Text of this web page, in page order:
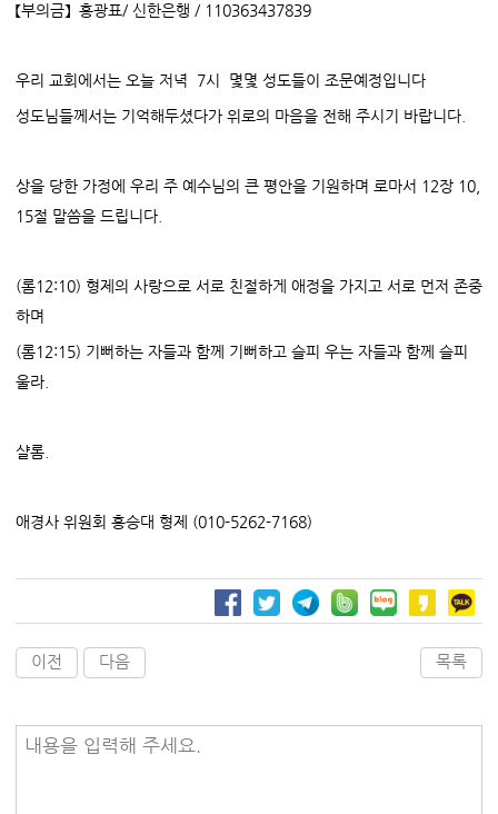
【부의금】 홍광표/ 신한은행 / 110363437839
우리 교회에서는 오늘 저녁 7시 몇몇 성도들이 조문예정입니다
성도님들께서는 기억해두셨다가 위로의 마음을 전해 주시기 바랍니다.
상을 당한 가정에 우리 주 예수님의 큰 평안을 기원하며 로마서 12장 10,
15절 말씀을 드립니다.
(롬12:10) 형제의 사랑으로 서로 친절하게 애정을 가지고 서로 먼저 존중
하며
(롬12:15) 기뻐하는 자들과 함께 기뻐하고 슬피 우는 자들과 함께 슬피
울라.
샬롬.
애경사 위원회 홍승대 형제 (010-5262-7168)
이전 다음 목록
내용을 입력해 주세요.